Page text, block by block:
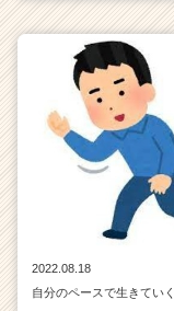
2022.08.18
自分のペースで生きていく